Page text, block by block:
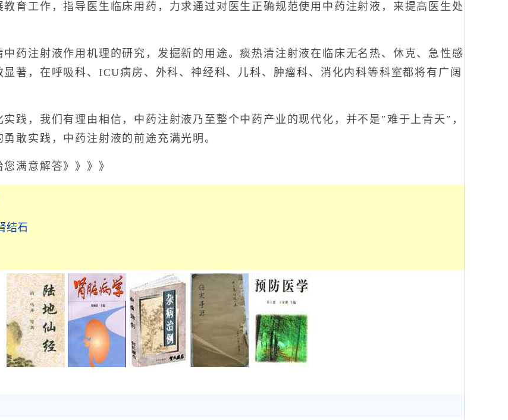
工作，指导医生临床用药，力求通过对医生正确规范使用中药注射液，来提高医生处
注射液作用机理的研究，发掘新的用途。痰热清注射液在临床无名热、休克、急性感
著，在呼吸科、ICU病房、外科、神经科、儿科、肿瘤科、消化内科等科室都将有广阔
，我们有理由相信，中药注射液乃至整个中药产业的现代化，并不是″难于上青天″，
敢实践，中药注射液的前途充满光明。
满意解答》》》》
结石